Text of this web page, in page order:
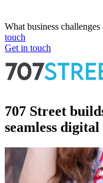
What business
touch
Get in touch
707 Street
seamless